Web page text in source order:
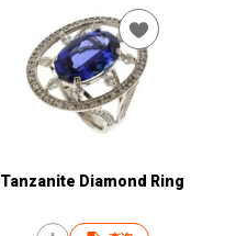
Tanzanite Diamond Ring